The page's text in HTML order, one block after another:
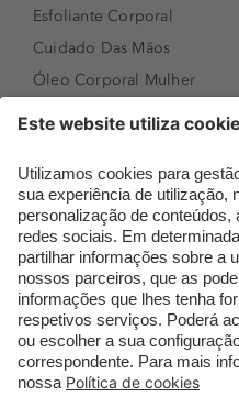
Esfoliante Corporal
Cuidado Das Mãos
Óleo Corporal Mulher
Sérum de Rosto
Body mist & Spray
corporal
Produtos para Cabelo
Homem
Espuma de Limpeza
Facial
Dermocosmética